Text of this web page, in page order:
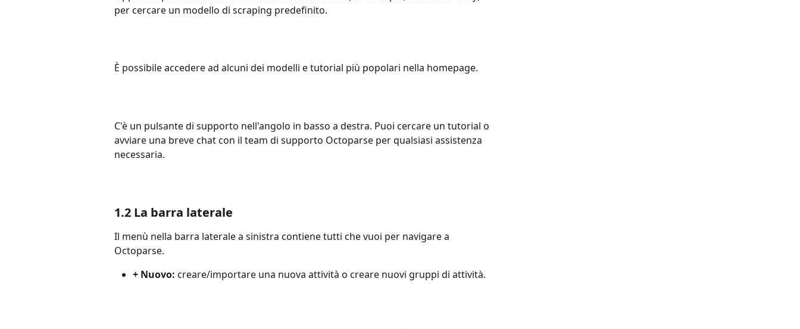
per cercare un modello di scraping predefinito.
È possibile accedere ad alcuni dei modelli e tutorial più popolari nella homepage.
C'è un pulsante di supporto nell'angolo in basso a destra. Puoi cercare un tutorial o
avviare una breve chat con il team di supporto Octoparse per qualsiasi assistenza
necessaria.
1.2 La barra laterale
Il menù nella barra laterale a sinistra contiene tutti che vuoi per navigare a
Octoparse.
+ Nuovo: creare/importare una nuova attività o creare nuovi gruppi di attività.